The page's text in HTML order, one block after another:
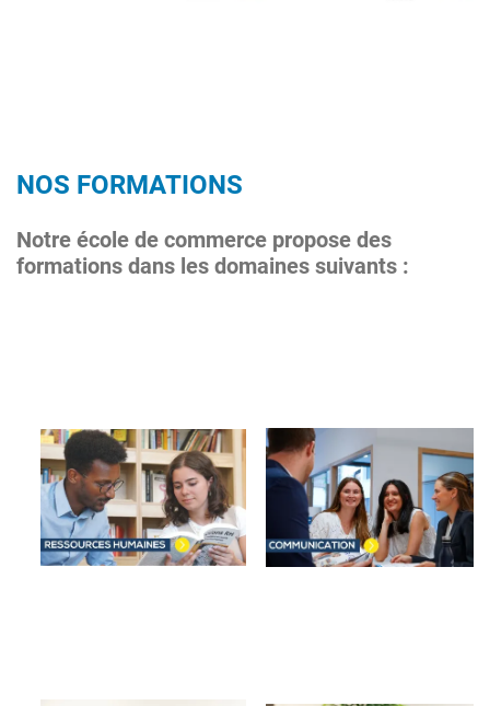
NOS FORMATIONS
Notre école de commerce propose des
formations dans les domaines suivants :
Image Image